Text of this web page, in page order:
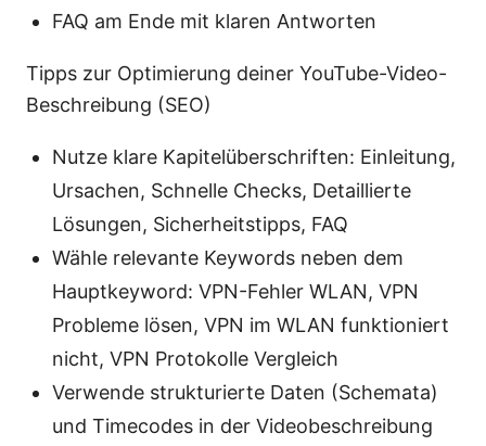
FAQ am Ende mit klaren Antworten
Tipps zur Optimierung deiner YouTube-Video-
Beschreibung (SEO)
Nutze klare Kapitelüberschriften: Einleitung,
Ursachen, Schnelle Checks, Detaillierte
Lösungen, Sicherheitstipps, FAQ
Wähle relevante Keywords neben dem
Hauptkeyword: VPN-Fehler WLAN, VPN
Probleme lösen, VPN im WLAN funktioniert
nicht, VPN Protokolle Vergleich
Verwende strukturierte Daten (Schemata)
und Timecodes in der Videobeschreibung